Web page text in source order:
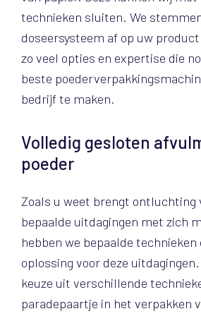
technieken sluiten. We
doseersysteem af op uw
zo veel opties en expertise die
beste
bedrijf te maken.
Volledig gesloten
poeder
Zoals u weet brengt ontluchting
bepaalde uitdagingen met zich
hebben we bepaalde
oplossing voor deze
keuze uit verschillende
paradepaartje in het verpakken